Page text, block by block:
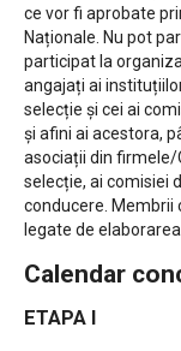
ce vor fi aprobate
Naționale. Nu pot
participat la
angajați ai
selecție și cei ai
și afini ai acestora,
asociații din firmele/
selecție, ai comisiei
conducere. Membrii
legate de
Calendar
ETAPA I